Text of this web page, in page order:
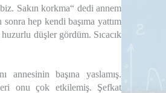
Sakın korkma“ dedi annem
hep kendi başıma yattım
düşler gördüm. Sıcacık
annesinin başına yaslamış.
onu çok etkilemiş. Şefkat